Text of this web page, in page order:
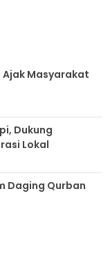
Ajak Masyarakat
Dukung
Lokal
Daging Qurban